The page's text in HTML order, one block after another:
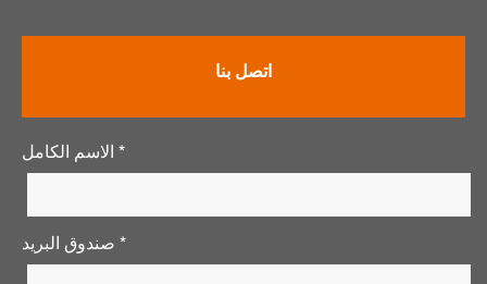
اتصل بنا
الاسم الكامل *
صندوق البريد *